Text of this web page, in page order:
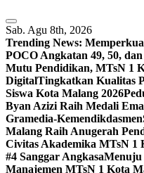
Sab. Agu 8th, 2026
Trending News:
POCO Angkatan 49, 50,
Mutu Pendidikan, MTsN 1
DigitalTingkatkan Kualitas
Siswa Kota Malang 2026
Byan Azizi Raih Medali
Gramedia-Kemendikdasmen
Malang Raih Anugerah
Civitas Akademika MTsN 1
#4 Sanggar AngkasaMenuju
Manajemen MTsN 1 Kota